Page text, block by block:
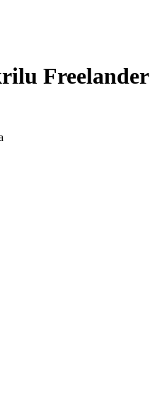
Freelander